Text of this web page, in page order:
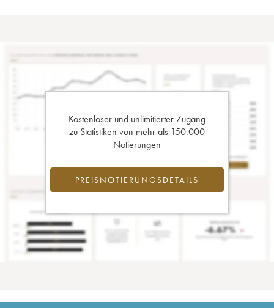
Kostenloser und unlimitierter Zugang
zu Statistiken von mehr als 150.000
Notierungen
PREISNOTIERUNGSDETAILS